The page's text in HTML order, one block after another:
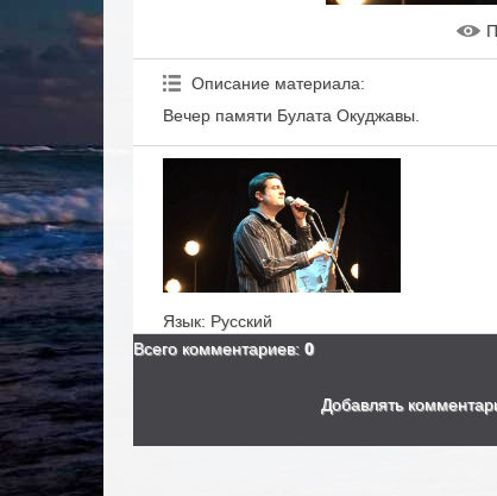
Описание материала:
Вечер памяти Булата Окуджавы.
Язык: Русский
Всего комментариев: 0
Добавлять